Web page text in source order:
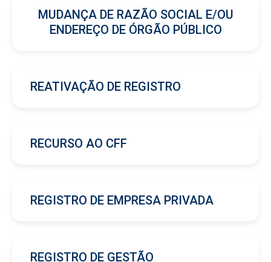
MUDANÇA DE RAZÃO SOCIAL E/OU
ENDEREÇO DE ÓRGÃO PÚBLICO
REATIVAÇÃO DE REGISTRO
RECURSO AO CFF
REGISTRO DE EMPRESA PRIVADA
REGISTRO DE GESTÃO